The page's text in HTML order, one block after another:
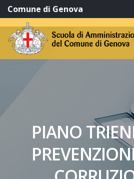
Comune di Genova
PIANO